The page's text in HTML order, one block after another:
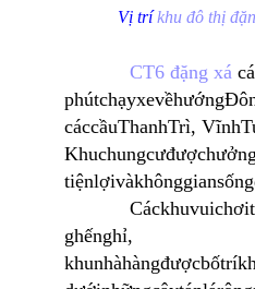
Vị tríkhu đô thị
CT6 đặng xá
phútchạyxevềhướng
cáccầuThanhTrì, Vĩnh
Khuchungcưđượchưởng
tiệnlợivàkhônggiansống
Cáckhuvuichơi
ghếnghỉ,
khunhàhàngđượcbốtrí